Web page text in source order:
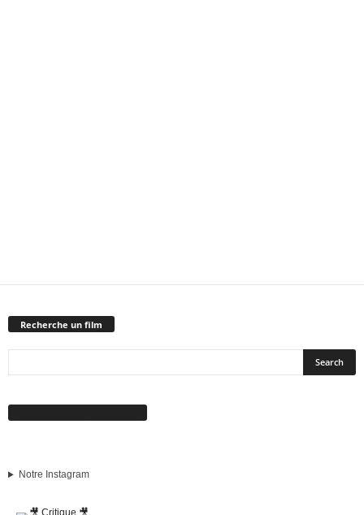
Recherche un film
Notre Instagram